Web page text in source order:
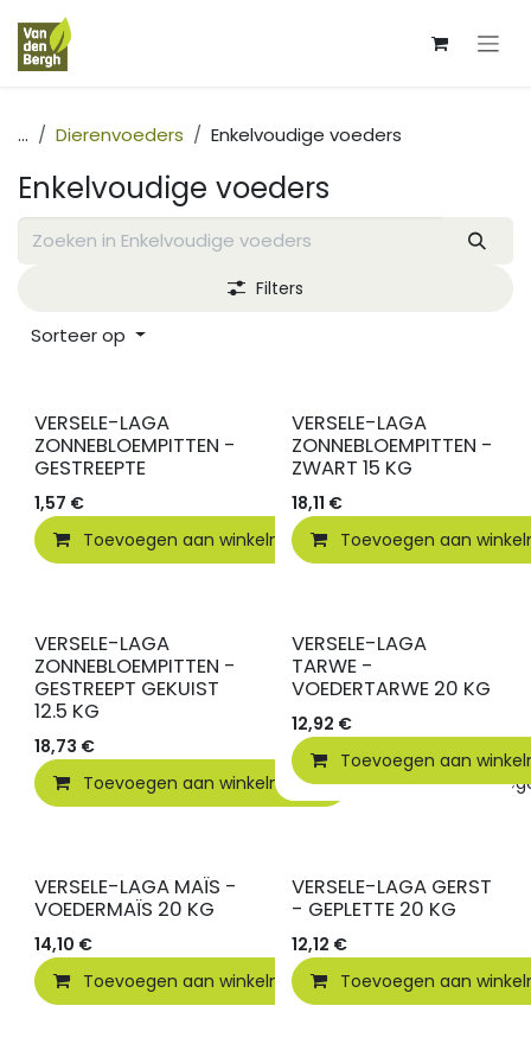
Overslaan naar inhoud
... Dierenvoeders Enkelvoudige voeders
Enkelvoudige voeders
Sorteer op
Filters
VERSELE-LAGA
ZONNEBLOEMPITTEN -
GESTREEPTE
1,57 €
Toevoegen aan winkelmandje
Vergelijken
VERSELE-LAGA
ZONNEBLOEMPITTEN -
ZWART 15 KG
18,11 €
Toevoegen aan
VERSELE-LAGA
ZONNEBLOEMPITTEN -
GESTREEPT GEKUIST
12.5 KG
18,73 €
Toevoegen aan winkelmandje
VERSELE-LAGA
TARWE -
VOEDERTARWE 20 KG
12,92 €
Toevoegen aan
VERSELE-LAGA MAÏS -
VOEDERMAÏS 20 KG
14,10 €
Toevoegen aan winkelmandje
VERSELE-LAGA GERST
- GEPLETTE 20 KG
12,12 €
Toevoegen aan